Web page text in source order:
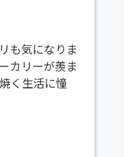
も気になりま
カリーが羨ま
く生活に憧